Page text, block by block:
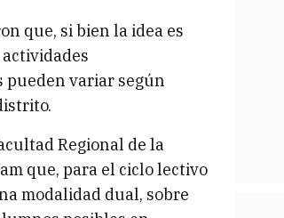
que, si bien la idea es
pueden variar según
Regional de la
que, para el ciclo lectivo
modalidad dual, sobre